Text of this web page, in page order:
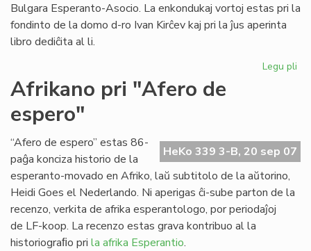
Bulgara Esperanto-Asocio. La enkondukaj vortoj estas pri la
fondinto de la domo d-ro Ivan Kirĉev kaj pri la ĵus aperinta
libro dediĉita al li.
Legu pli
ro
Afrikano pri "Afero de
espero"
HeKo 339 3-B, 20 sep 07
“Afero de espero” estas 86-
paĝa konciza historio de la
esperanto-movado en Afriko, laŭ subtitolo de la aŭtorino,
Heidi Goes el Nederlando. Ni aperigas ĉi-sube parton de la
recenzo, verkita de afrika esperantologo, por periodaĵoj
de LF-koop. La recenzo estas grava kontribuo al la
historiograﬁo pri la afrika Esperantio.